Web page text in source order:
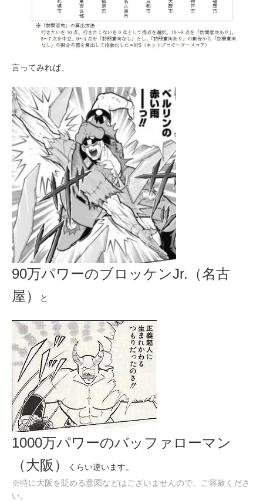
言ってみれば、
90万パワーのブロッケンJr.（名古
屋）
と
1000万パワーのバッファローマン
（大阪）
くらい違います。
※特に大阪を貶める意図などはございませんので、ご容赦くださ
い。